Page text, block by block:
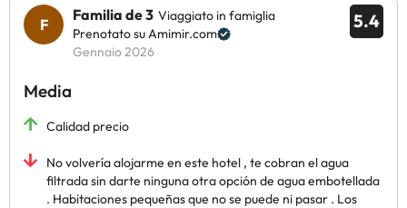
5.4
Familia de 3 Viaggiato in famiglia
Prenotato su Amimir.com
Gennaio 2026
Media
Calidad precio
No volvería alojarme en este hotel , te cobran el agua
filtrada sin darte ninguna otra opción de agua embotellada
. Habitaciones pequeñas que no se puede ni pasar . Los